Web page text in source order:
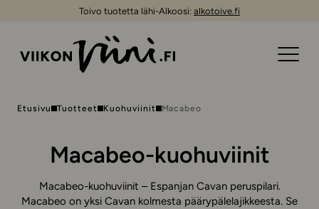
Toivo tuotetta lähi-Alkoosi: alkotoive.fi
Etusivu Tuotteet Kuohuviinit Macabeo
Macabeo-kuohuviinit
Macabeo-kuohuviinit – Espanjan Cavan peruspilari.
Macabeo on yksi Cavan kolmesta päärypälelajikkeesta. Se